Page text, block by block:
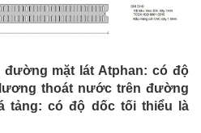
mặt lát Atphan: có độ
thoát nước trên đường
tảng: có độ dốc tối thiểu là